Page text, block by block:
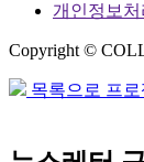
개인정보처
Copyright ©
목록으로 프로